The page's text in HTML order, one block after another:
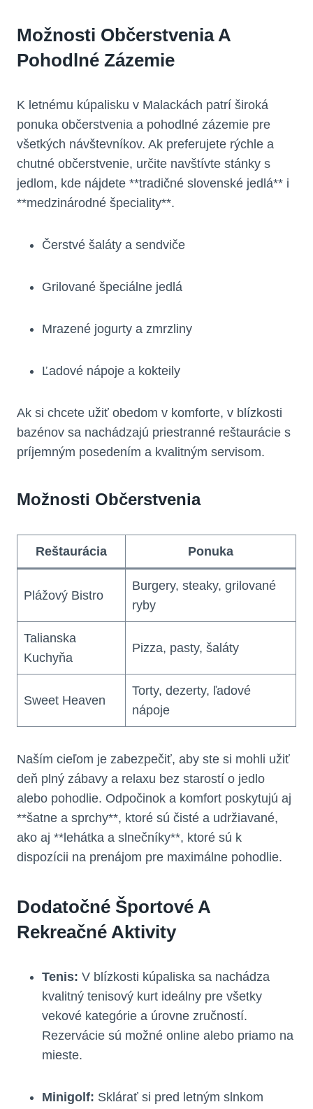
Možnosti Občerstvenia A
Pohodlné Zázemie
K letnému kúpalisku v Malackách patrí široká
ponuka občerstvenia a pohodlné zázemie pre
všetkých návštevníkov. Ak preferujete rýchle a
chutné občerstvenie, určite navštívte stánky s
jedlom, kde nájdete **tradičné slovenské jedlá** i
**medzinárodné špeciality**.
Čerstvé šaláty a sendviče
Grilované špeciálne jedlá
Mrazené jogurty a zmrzliny
Ľadové nápoje a kokteily
Ak si chcete užiť obedom v komforte, v blízkosti
bazénov sa nachádzajú priestranné reštaurácie s
príjemným posedením a kvalitným servisom.
Možnosti Občerstvenia
Reštaurácia Ponuka
Plážový Bistro
Burgery, steaky, grilované
ryby
Talianska
Kuchyňa
Pizza, pasty, šaláty
Sweet Heaven
Torty, dezerty, ľadové
nápoje
Naším cieľom je zabezpečiť, aby ste si mohli užiť
deň plný zábavy a relaxu bez starostí o jedlo
alebo pohodlie. Odpočinok a komfort poskytujú aj
**šatne a sprchy**, ktoré sú čisté a udržiavané,
ako aj **lehátka a slnečníky**, ktoré sú k
dispozícii na prenájom pre maximálne pohodlie.
Dodatočné Športové A
Rekreačné Aktivity
Tenis: V blízkosti kúpaliska sa nachádza
kvalitný tenisový kurt ideálny pre všetky
vekové kategórie a úrovne zručností.
Rezervácie sú možné online alebo priamo na
mieste.
Minigolf: Sklárať si pred letným slnkom